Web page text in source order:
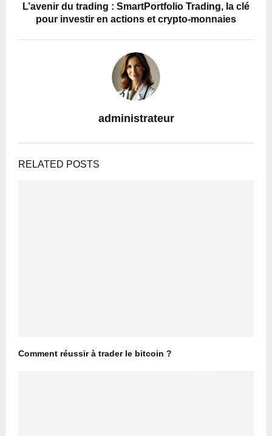
L’avenir du trading : SmartPortfolio Trading, la clé
pour investir en actions et crypto-monnaies
administrateur
RELATED POSTS
Comment réussir à trader le bitcoin ?